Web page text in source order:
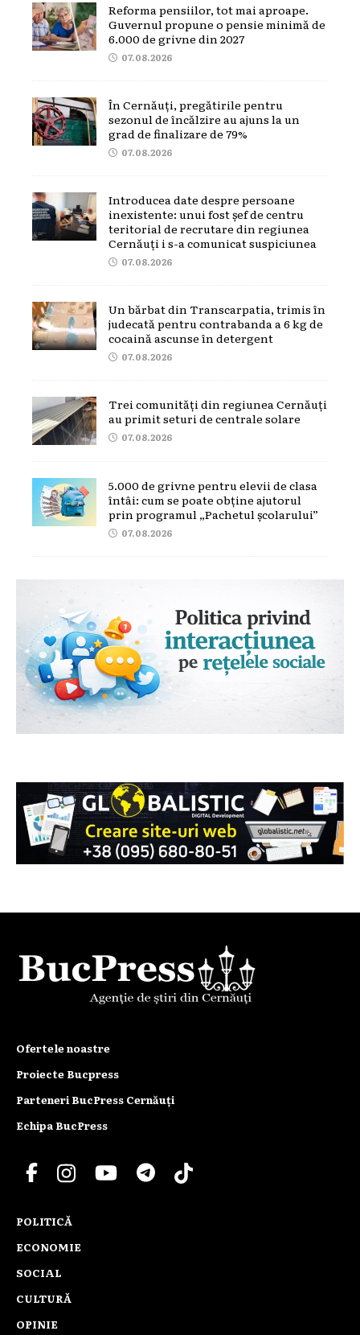
Reforma pensiilor, tot mai aproape.
Guvernul propune o pensie minimă de
6.000 de grivne din 2027
07.08.2026
În Cernăuți, pregătirile pentru
sezonul de încălzire au ajuns la un
grad de finalizare de 79%
07.08.2026
Introducea date despre persoane
inexistente: unui fost șef de centru
teritorial de recrutare din regiunea
Cernăuți i s-a comunicat suspiciunea
07.08.2026
Un bărbat din Transcarpatia, trimis în
judecată pentru contrabanda a 6 kg de
cocaină ascunse în detergent
07.08.2026
Trei comunități din regiunea Cernăuți
au primit seturi de centrale solare
07.08.2026
5.000 de grivne pentru elevii de clasa
întâi: cum se poate obține ajutorul
prin programul „Pachetul școlarului”
07.08.2026
Ofertele noastre
Proiecte Bucpress
Parteneri BucPress Cernăuți
Echipa BucPress
POLITICĂ
ECONOMIE
SOCIAL
CULTURĂ
OPINIE